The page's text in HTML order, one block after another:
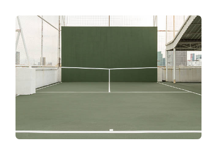
DURÉE
D’UNE
COURT
DE
TENNIS
HYÈRES
VARIE-